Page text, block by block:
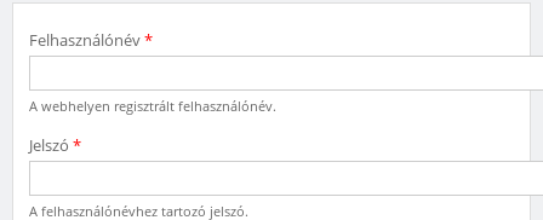
Felhasználónév*
A webhelyen regisztrált felhasználónév.
Jelszó *
A felhasználónévhez tartozó jelszó.